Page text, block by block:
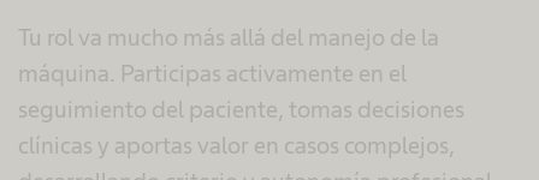
Tu rol va mucho más allá del manejo de la
máquina. Participas activamente en el
seguimiento del paciente, tomas decisiones
clínicas y aportas valor en casos complejos,